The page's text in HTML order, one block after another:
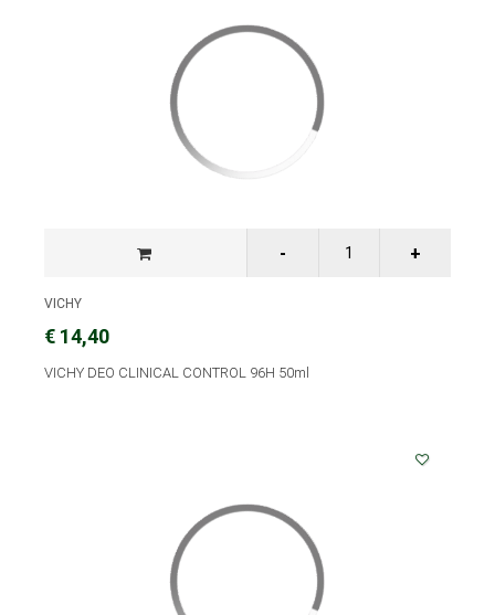
VICHY
€ 14,40
VICHY DEO CLINICAL CONTROL 96H 50ml